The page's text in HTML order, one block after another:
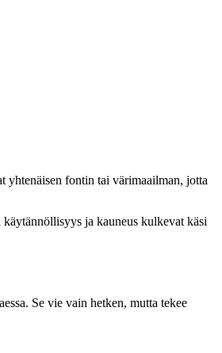
yhtenäisen fontin tai värimaailman, jotta
ja kauneus kulkevat käsi
Se vie vain hetken, mutta tekee